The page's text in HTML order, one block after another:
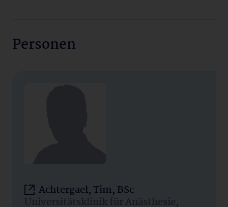
Personen
Achtergael, Tim, BSc
Universitätsklinik für Anästhesie,